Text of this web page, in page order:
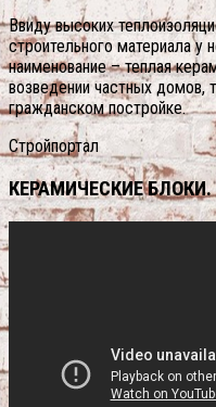
Ввиду высоких
строительного материала у
наименование – теплая
возведении частных
гражданском постройке.
Стройпортал
КЕРАМИЧЕСКИЕ